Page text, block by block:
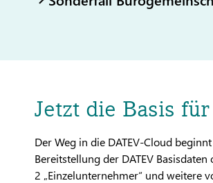
Jetzt die Basis
Der Weg in die DATEV-Cloud
Bereitstellung der DATEV
2 „Einzelunternehmer“ und weitere